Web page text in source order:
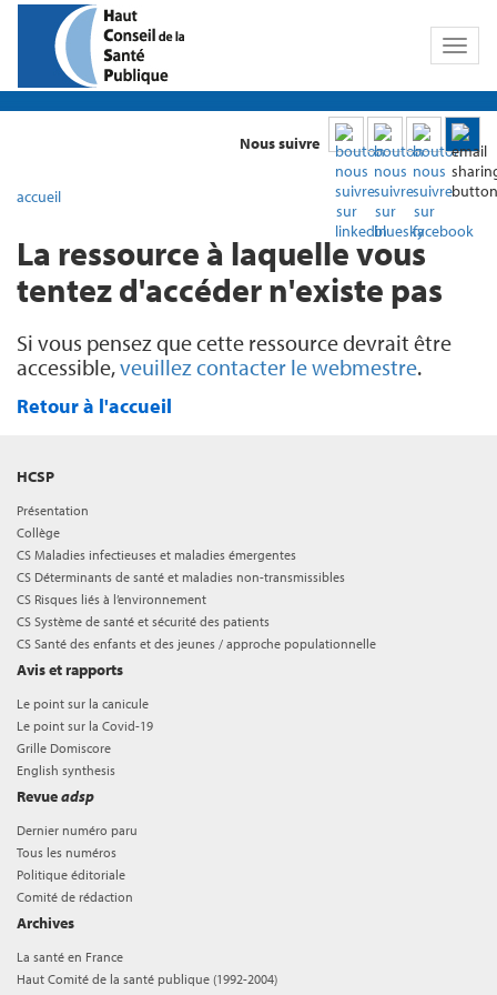
Toggle
Nous suivre
accueil
La ressource à laquelle vous
tentez d'accéder n'existe pas
Si vous pensez que cette ressource devrait être
accessible,veuillez contacter le webmestre.
Retour à l'accueil
HCSP
Présentation
Collège
CS Maladies infectieuses et maladies émergentes
CS Déterminants de santé et maladies non-transmissibles
CS Risques liés à l’environnement
CS Système de santé et sécurité des patients
CS Santé des enfants et des jeunes / approche populationnelle
Avis et rapports
Le point sur la canicule
Le point sur la Covid-19
Grille Domiscore
English synthesis
Revueadsp
Dernier numéro paru
Tous les numéros
Politique éditoriale
Comité de rédaction
Archives
La santé en France
Haut Comité de la santé publique (1992-2004)